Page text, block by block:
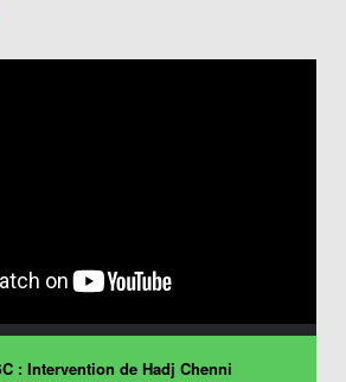
: Intervention de Hadj Chenni